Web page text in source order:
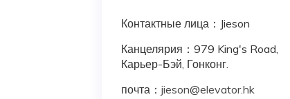
Контактные лица：Jieson
Канцелярия：979 King's Road,
Карьер-Бэй, Гонконг.
почта： jieson@elevator.hk